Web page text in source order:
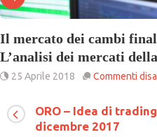
Il mercato dei cambi
L’analisi dei mercati
25 Aprile 2018 Commenti
ORO – Idea di
dicembre 2017